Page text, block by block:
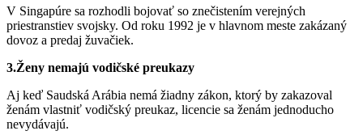
V Singapúre sa rozhodli bojovať so znečistením verejných
priestranstiev svojsky. Od roku 1992 je v hlavnom meste zakázaný
dovoz a predaj žuvačiek.
3.Ženy nemajú vodičské preukazy
Aj keď Saudská Arábia nemá žiadny zákon, ktorý by zakazoval
ženám vlastniť vodičský preukaz, licencie sa ženám jednoducho
nevydávajú.